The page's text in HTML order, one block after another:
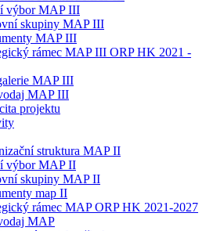
výbor MAP III
skupiny MAP III
MAP III
rámec MAP III ORP HK 2021 -
MAP III
MAP III
projektu
struktura MAP II
výbor MAP II
skupiny MAP II
map II
rámec MAP ORP HK 2021-2027
MAP